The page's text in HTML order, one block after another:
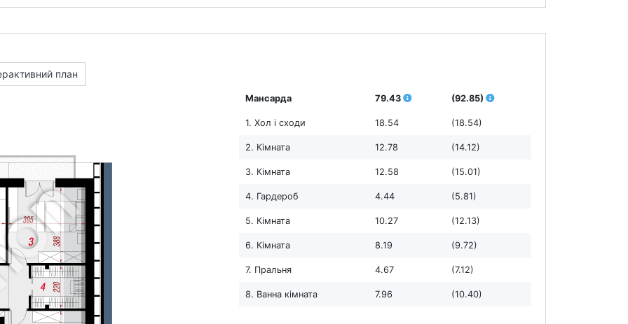
план
Мансарда 79.43 (92.85)
1. Хол і сходи 18.54 (18.54)
2. Кімната 12.78 (14.12)
3. Кімната 12.58 (15.01)
4. Гардероб 4.44 (5.81)
5. Кімната 10.27 (12.13)
6. Кімната 8.19 (9.72)
7. Пральня 4.67 (7.12)
8. Ванна кімната 7.96 (10.40)